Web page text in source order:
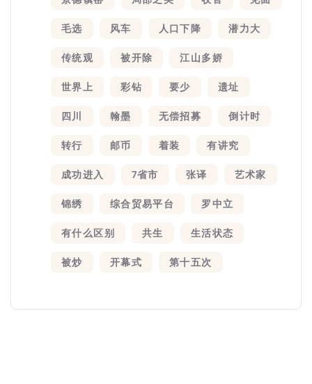
毛选 风车 人口下降 潜力大
传统观 被开除 江山多娇
世界上 彩钻 要少 遗址
四川 翰墨 无偿招募 倒计时
转行 邮币 着装 有讲究
成功进入 7省市 张译 艺术家
锦绣 综合贸易平台 罗中立
有什么区别 共生 生活状态
被炒 开幕式 第十五次